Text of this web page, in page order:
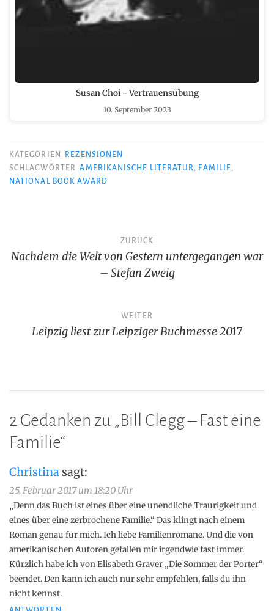
Susan Choi - Vertrauensübung
10. September 2023
KATEGORIEN
REZENSIONEN
SCHLAGWÖRTER
AMERIKANISCHE LITERATUR, FAMILIE,
NATIONAL BOOK AWARD
Beitragsnavigation
ZURÜCK
Nachdem die Welt von Gestern untergegangen war
– Stefan Zweig
WEITER
Leipzig liest zur Leipziger Buchmesse 2017
2 Gedanken zu „Bill Clegg – Fast eine
Familie“
Christinasagt:
25. Februar 2017 um 18:20 Uhr
„Denn das Buch ist eines über eine unendliche Traurigkeit und
eines über eine zerbrochene Familie.“ Das klingt nach einem
Roman genau für mich. Ich liebe Familienromane. Und die von
amerikanischen Autoren gefallen mir irgendwie fast immer.
Kürzlich habe ich von Elisabeth Graver „Die Sommer der Porter“
beendet. Den kann ich auch nur sehr empfehlen, falls du ihn
nicht kennst.